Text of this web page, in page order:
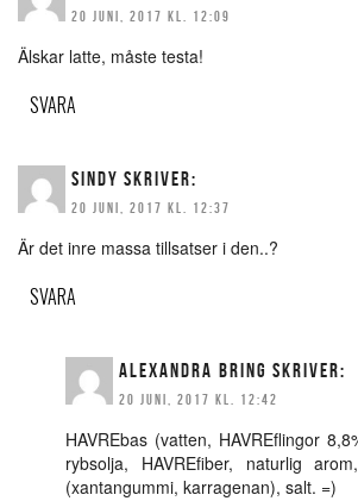
20 JUNI, 2017 KL. 12:09
Älskar latte, måste testa!
SVARA
SINDY SKRIVER:
20 JUNI, 2017 KL. 12:37
Är det inre massa tillsatser i den..?
SVARA
ALEXANDRA BRING SKRIVER:
20 JUNI, 2017 KL. 12:42
HAVREbas (vatten, HAVREflingor
rybsolja, HAVREfiber, naturlig
(xantangummi, karragenan), salt. =)